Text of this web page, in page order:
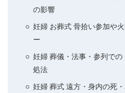
の影響
妊婦 お葬式 骨拾い参加や
ー
妊婦 葬儀・法事・参列で
処法
妊婦 葬式 遠方・身内の死